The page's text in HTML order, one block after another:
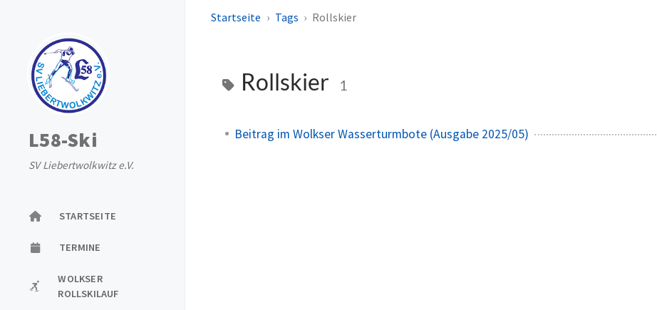
L58-Ski
SV Liebertwolkwitz e.V.
STARTSEITE
TERMINE
WOLKSER
ROLLSKILAUF
Startseite Tags Rollskier
Rollskier 1
Beitrag im Wolkser Wasserturmbote (Ausgabe 2025/05)